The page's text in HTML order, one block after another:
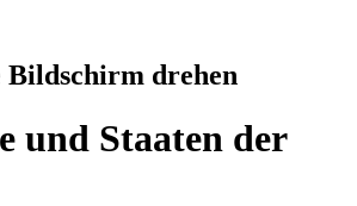
Bildschirm drehen
und Staaten der